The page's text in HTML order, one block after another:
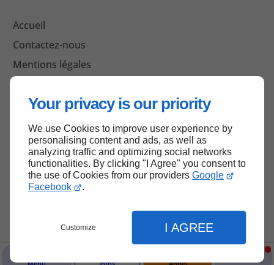
Your privacy is our priority
We use Cookies to improve user experience by
personalising content and ads, as well as
analyzing traffic and optimizing social networks
functionalities. By clicking "I Agree" you consent to
the use of Cookies from our providers Google
Facebook
.
Customize I AGREE
Accueil
Contactez-nous
Mentions légales
Haut de page